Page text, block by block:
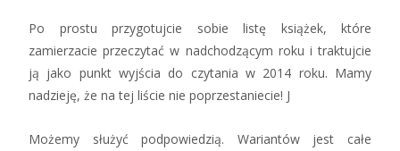
Po prostu przygotujcie sobie listę książek, które
zamierzacie przeczytać w nadchodzącym roku i traktujcie
ją jako punkt wyjścia do czytania w 2014 roku. Mamy
nadzieję, że na tej liście nie poprzestaniecie! J
Możemy służyć podpowiedzią. Wariantów jest całe